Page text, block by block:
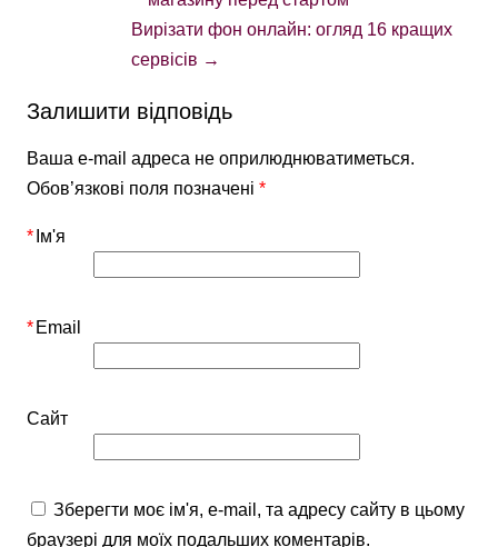
Вирізати фон онлайн: огляд 16 кращих
сервісів →
Залишити відповідь
Ваша e-mail адреса не оприлюднюватиметься.
Обов’язкові поля позначені*
Ім'я
*
Email
*
Сайт
Зберегти моє ім'я, e-mail, та адресу сайту в цьому
браузері для моїх подальших коментарів.